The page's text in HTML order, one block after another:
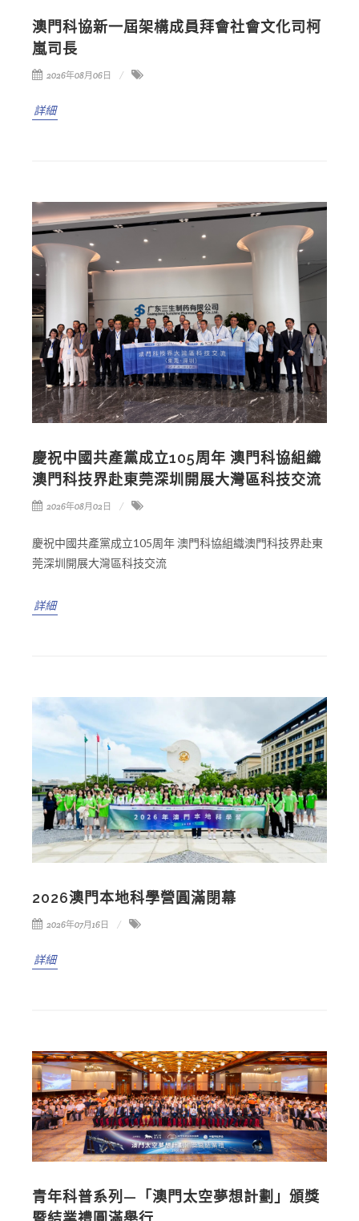
澳門科協新一屆架構成員拜會社會文化司柯
嵐司長
2026年08月06日
詳細
慶祝中國共產黨成立105周年 澳門科協組織
澳門科技界赴東莞深圳開展大灣區科技交流
2026年08月02日
慶祝中國共產黨成立105周年 澳門科協組織澳門科技界赴東
莞深圳開展大灣區科技交流
詳細
2026澳門本地科學營圓滿閉幕
2026年07月16日
詳細
青年科普系列—「澳門太空夢想計劃」頒獎